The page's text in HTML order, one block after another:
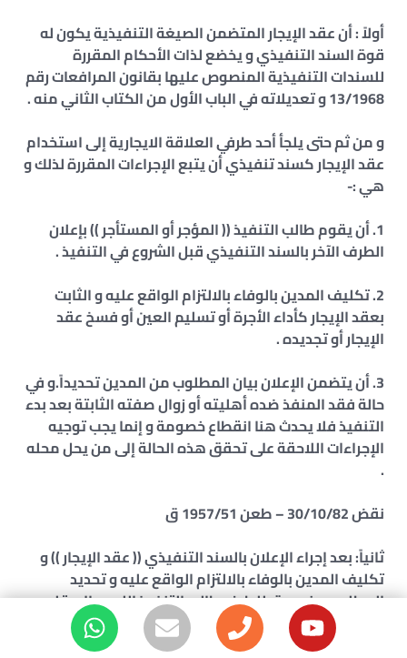
أولاً : أن عقد الإيجار المتضمن الصيغة التنفيذية يكون له
قوة السند التنفيذي و يخضع لذات الأحكام المقررة
للسندات التنفيذية المنصوص عليها بقانون المرافعات رقم
13/1968 و تعديلاته في الباب الأول من الكتاب الثاني منه .
و من ثم حتى يلجأ أحد طرفي العلاقة الايجارية إلى استخدام
عقد الإيجار كسند تنفيذي أن يتبع الإجراءات المقررة لذلك و
هي :-
1. أن يقوم طالب التنفيذ (( المؤجر أو المستأجر )) بإعلان
الطرف الآخر بالسند التنفيذي قبل الشروع في التنفيذ .
2. تكليف المدين بالوفاء بالالتزام الواقع عليه و الثابت
بعقد الإيجار كأداء الأجرة أو تسليم العين أو فسخ عقد
الإيجار أو تجديده .
3. أن يتضمن الإعلان بيان المطلوب من المدين تحديداً.و في
حالة فقد المنفذ ضده أهليته أو زوال صفته الثابتة بعد بدء
التنفيذ فلا يحدث هنا انقطاع خصومة و إنما يجب توجيه
الإجراءات اللاحقة على تحقق هذه الحالة إلى من يحل محله
.
نقض 30/10/82 – طعن 1957/51 ق
ثانياً: بعد إجراء الإعلان بالسند التنفيذي (( عقد الإيجار )) و
تكليف المدين بالوفاء بالالتزام الواقع عليه و تحديد
المطلوب منه يحق للطرف طالب التنفيذ اللجوء إلى قلم
المحضرين التابع للمحكمة الواقع في دائرتها العقار محل
التعاقد لاتخاذ إجراءات التنفيذ وفقا لما يجري عليه العمل